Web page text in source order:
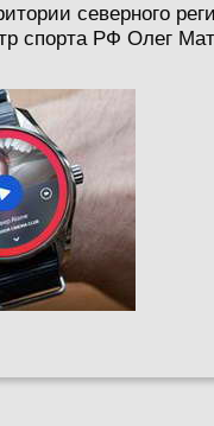
северного
спорта РФ Олег